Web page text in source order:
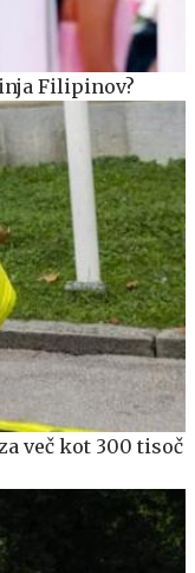
Filipinov?
več kot 300 tisoč